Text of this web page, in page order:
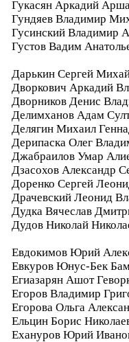
Гукасян Аркадий
Гундяев Владимир
Гусинский Владимир
Густов Вадим
Дарькин Сергей
Дворкович Аркадий
Дворников Денис
Делимханов Адам
Делягин Михаил
Дерипаска Олег
Джабраилов Умар
Дзасохов Александр
Доренко Сергей
Драчевский Леонид
Дудка Вячеслав
Дудов Николай
Евдокимов Юрий
Евкуров Юнус-Бек
Егиазарян Ашот
Егоров Владимир
Егорова Ольга
Ельцин Борис
Ехануров Юрий